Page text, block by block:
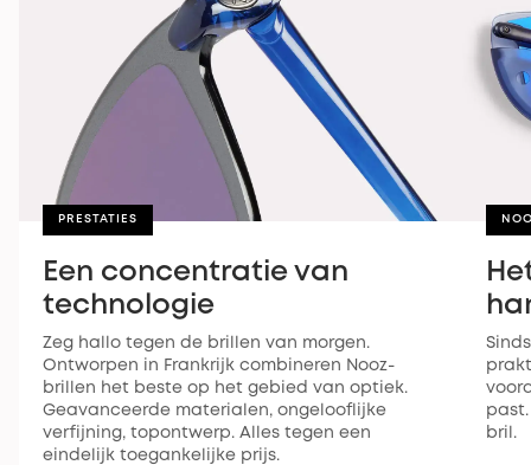
PRESTATIES
Een concentratie van
technologie
Zeg hallo tegen de brillen van morgen.
Ontworpen in Frankrijk combineren Nooz-
brillen het beste op het gebied van optiek.
Geavanceerde materialen, ongelooflijke
verfijning, topontwerp. Alles tegen een
eindelijk toegankelijke prijs.
bril.